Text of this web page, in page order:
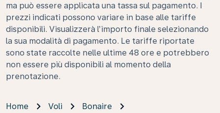
ma può essere applicata una tassa sul pagamento. I
prezzi indicati possono variare in base alle tariffe
disponibili. Visualizzerà l’importo finale selezionando
la sua modalità di pagamento. Le tariffe riportate
sono state raccolte nelle ultime 48 ore e potrebbero
non essere più disponibili al momento della
prenotazione.
Home Voli
Bonaire